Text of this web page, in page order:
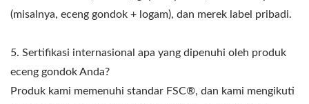
(misalnya, eceng gondok + logam), dan merek label pribadi.
5. Sertifikasi internasional apa yang dipenuhi oleh produk
eceng gondok Anda?
Produk kami memenuhi standar FSC®, dan kami mengikuti